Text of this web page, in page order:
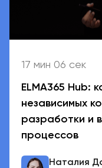
17 мин 06 сек
ELMA365 Hub:
независимых
разработки и
процессов
Наталия